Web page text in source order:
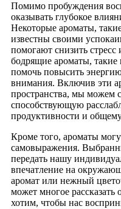
Помимо пробуждения
оказывать глубокое
Некоторые ароматы,
известны своими
помогают снизить
бодрящие ароматы, такие
помочь повысить
внимания. Включив эти
пространства, мы можем
способствующую
продуктивности и
Кроме того, ароматы
самовыражения.
передать нашу
впечатление на
аромат или нежный
может многое
хотим, чтобы нас